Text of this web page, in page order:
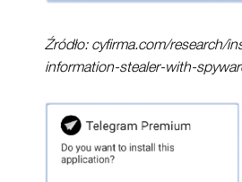
Źródło: cyfirma.com/research/
information-stealer-with-